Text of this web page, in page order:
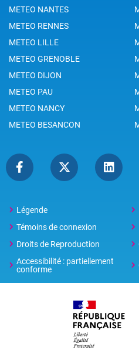
METEO NANTES
METEO RENNES
METEO LILLE
METEO GRENOBLE
METEO DIJON
METEO PAU
METEO NANCY
METEO BESANCON
Légende
Témoins de connexion
Droits de Reproduction
Accessibilité : partiellement
conforme